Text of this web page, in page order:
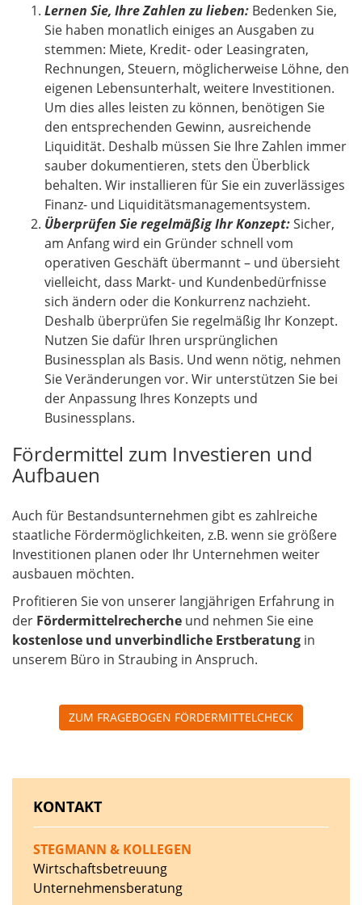
Lernen Sie, Ihre Zahlen zu lieben: Bedenken Sie,
Sie haben monatlich einiges an Ausgaben zu
stemmen: Miete, Kredit- oder Leasingraten,
Rechnungen, Steuern, möglicherweise Löhne, den
eigenen Lebensunterhalt, weitere Investitionen.
Um dies alles leisten zu können, benötigen Sie
den entsprechenden Gewinn, ausreichende
Liquidität. Deshalb müssen Sie Ihre Zahlen immer
sauber dokumentieren, stets den Überblick
behalten. Wir installieren für Sie ein zuverlässiges
Finanz- und Liquiditätsmanagementsystem.
Überprüfen Sie regelmäßig Ihr Konzept:Sicher,
am Anfang wird ein Gründer schnell vom
operativen Geschäft übermannt – und übersieht
vielleicht, dass Markt- und Kundenbedürfnisse
sich ändern oder die Konkurrenz nachzieht.
Deshalb überprüfen Sie regelmäßig Ihr Konzept.
Nutzen Sie dafür Ihren ursprünglichen
Businessplan als Basis. Und wenn nötig, nehmen
Sie Veränderungen vor. Wir unterstützen Sie bei
der Anpassung Ihres Konzepts und
Businessplans.
Fördermittel zum Investieren und
Aufbauen
Auch für Bestandsunternehmen gibt es zahlreiche
staatliche Fördermöglichkeiten, z.B. wenn sie größere
Investitionen planen oder Ihr Unternehmen weiter
ausbauen möchten.
Profitieren Sie von unserer langjährigen Erfahrung in
der Fördermittelrecherche und nehmen Sie eine
kostenlose und unverbindliche Erstberatung in
unserem Büro in Straubing in Anspruch.
ZUM FRAGEBOGEN FÖRDERMITTELCHECK
KONTAKT
STEGMANN & KOLLEGEN
Wirtschaftsbetreuung
Unternehmensberatung